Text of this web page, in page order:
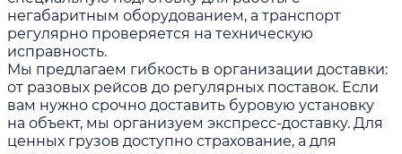
негабаритным оборудованием, а транспорт
регулярно проверяется на техническую
исправность.
Мы предлагаем гибкость в организации доставки:
от разовых рейсов до регулярных поставок. Если
вам нужно срочно доставить буровую установку
на объект, мы организуем экспресс-доставку. Для
ценных грузов доступно страхование, а для